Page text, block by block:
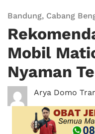
Bandung, Cabang
Mobil
Nyaman
Arya Domo